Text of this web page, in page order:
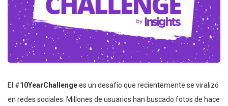
El #10YearChallengees un desafío que recientemente se viralizó
en redes sociales. Millones de usuarios han buscado fotos de hace